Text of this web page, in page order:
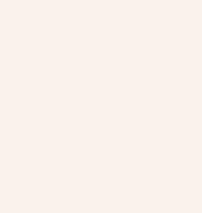
SEUL
NOUS